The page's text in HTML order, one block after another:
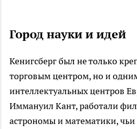
Город науки и идей
Кенигсберг был не только
торговым центром, но и
интеллектуальных центров
Иммануил Кант, работали
астрономы и математики,